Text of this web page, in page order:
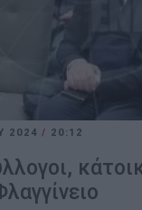
2024 / 20:12